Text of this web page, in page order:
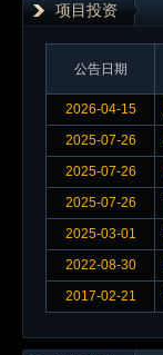
项目投资
公告日期
2026-04-15
2025-07-26
2025-07-26
2025-07-26
2025-03-01
2022-08-30
2017-02-21